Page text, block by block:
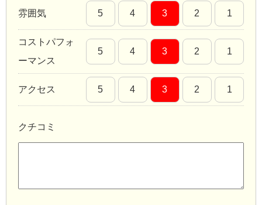
雰囲気 5 4 3 2 1
コストパフォ
ーマンス
5 4 3 2 1
アクセス 5 4 3 2 1
クチコミ